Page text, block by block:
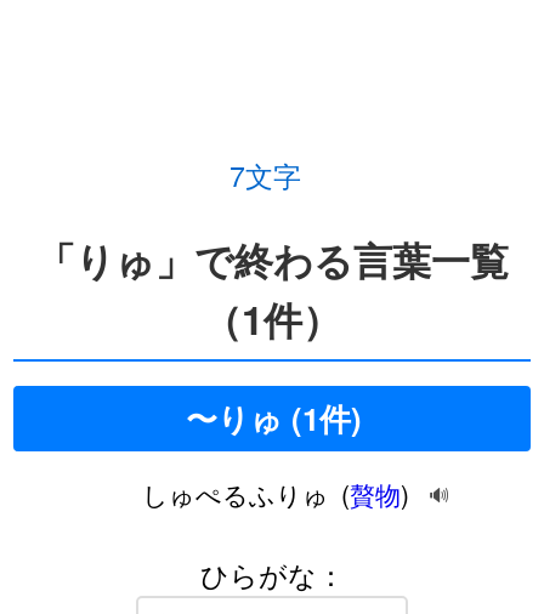
7文字
「りゅ」で終わる言葉一覧
（1件）
〜りゅ (1件)
しゅぺるふりゅ (贅物) 🔊
ひらがな：